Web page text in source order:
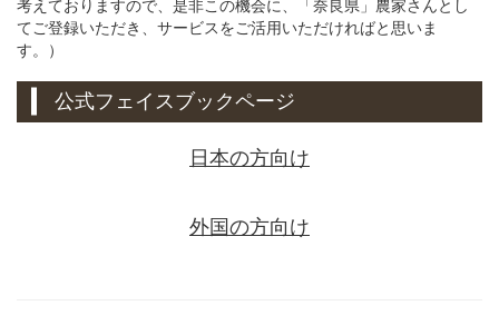
考えておりますので、是非この機会に、「奈良県」農家さんとし
てご登録いただき、サービスをご活用いただければと思いま
す。）
公式フェイスブックページ
日本の方向け
外国の方向け